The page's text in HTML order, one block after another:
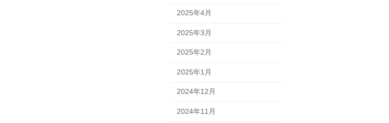
2025年4月
2025年3月
2025年2月
2025年1月
2024年12月
2024年11月